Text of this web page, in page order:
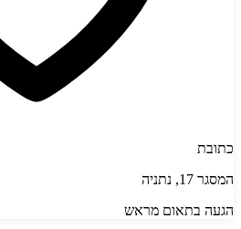
כתובת
המסגר 17, נתניה
הגעה בתאום מראש